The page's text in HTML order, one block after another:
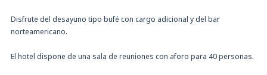
Disfrute del desayuno tipo bufé con cargo adicional y del bar
norteamericano.
El hotel dispone de una sala de reuniones con aforo para 40 personas.